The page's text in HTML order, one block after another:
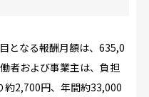
となる報酬月額は、635,0
者および事業主は、負担
約2,700円、年間約33,000